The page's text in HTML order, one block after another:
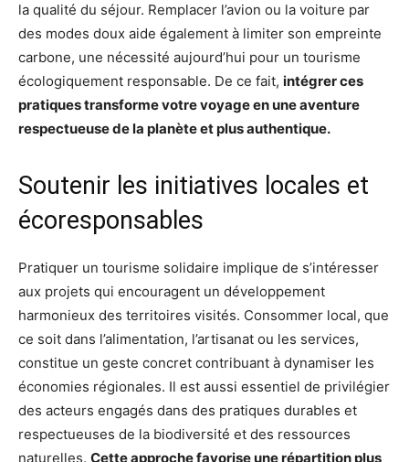
la qualité du séjour. Remplacer l’avion ou la voiture par
des modes doux aide également à limiter son empreinte
carbone, une nécessité aujourd’hui pour un tourisme
écologiquement responsable. De ce fait, intégrer ces
pratiques transforme votre voyage en une aventure
respectueuse de la planète et plus authentique.
Soutenir les initiatives locales et
écoresponsables
Pratiquer un tourisme solidaire implique de s’intéresser
aux projets qui encouragent un développement
harmonieux des territoires visités. Consommer local, que
ce soit dans l’alimentation, l’artisanat ou les services,
constitue un geste concret contribuant à dynamiser les
économies régionales. Il est aussi essentiel de privilégier
des acteurs engagés dans des pratiques durables et
respectueuses de la biodiversité et des ressources
naturelles. Cette approche favorise une répartition plus